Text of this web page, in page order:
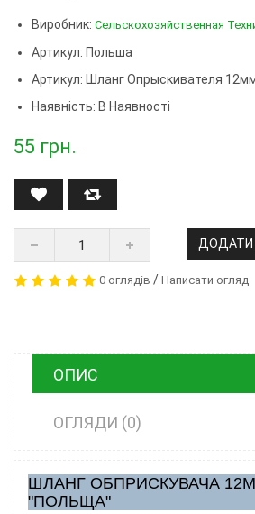
Виробник: Сельскохозяйственная
Артикул: Польша
Артикул: Шланг Опрыскивателя
Наявність: В Наявності
55 грн.
ДОДАТИ
0 оглядів / Написати огляд
ОПИС
ОГЛЯДИ (0)
ШЛАНГ ОБПРИСКУВАЧА
"ПОЛЬЩА"